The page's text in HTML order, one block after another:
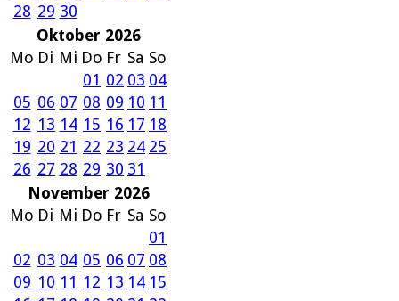
28 29 30
Oktober 2026
Mo Di Mi Do Fr Sa So
01 02 03 04
05 06 07 08 09 10 11
12 13 14 15 16 17 18
19 20 21 22 23 24 25
26 27 28 29 30 31
November 2026
Mo Di Mi Do Fr Sa So
01
02 03 04 05 06 07 08
09 10 11 12 13 14 15